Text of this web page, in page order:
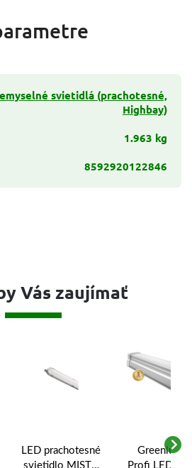
svietidlá (prachotesné,
Highbay)
1.963 kg
8592920122846
Vás zaujímať
LED prachotesné
svietidlo MISTY
Greenlux
Profi LED 60